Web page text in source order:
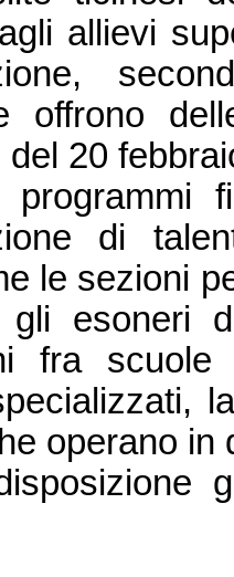
allievi
offrono
20
programmi
di
le sezioni
gli esoneri
fra
operano in